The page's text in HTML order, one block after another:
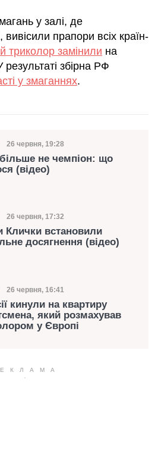
у залі, де
прапори всіх країн-
триколор замінили на
збірна РФ
у змаганнях.
Дата публікації
26 червня, 19:28
не чемпіон: що
(відео)
Дата публікації
26 червня, 17:32
Клички встановили
досягнення (відео)
Дата публікації
26 червня, 16:41
кинули на квартиру
який розмахував
у Європі